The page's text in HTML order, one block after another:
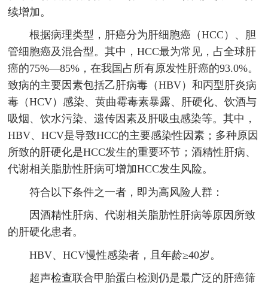
续增加。
根据病理类型，肝癌分为肝细胞癌（HCC）、胆
管细胞癌及混合型。其中，HCC最为常见，占全球肝
癌的75%—85%，在我国占所有原发性肝癌的93.0%。
致病的主要因素包括乙肝病毒（HBV）和丙型肝炎病
毒（HCV）感染、黄曲霉毒素暴露、肝硬化、饮酒与
吸烟、饮水污染、遗传因素及肝吸虫感染等。其中，
HBV、HCV是导致HCC的主要感染性因素；多种原因
所致的肝硬化是HCC发生的重要环节；酒精性肝病、
代谢相关脂肪性肝病可增加HCC发生风险。
符合以下条件之一者，即为高风险人群：
因酒精性肝病、代谢相关脂肪性肝病等原因所致
的肝硬化患者。
HBV、HCV慢性感染者，且年龄≥40岁。
超声检查联合甲胎蛋白检测仍是最广泛的肝癌筛